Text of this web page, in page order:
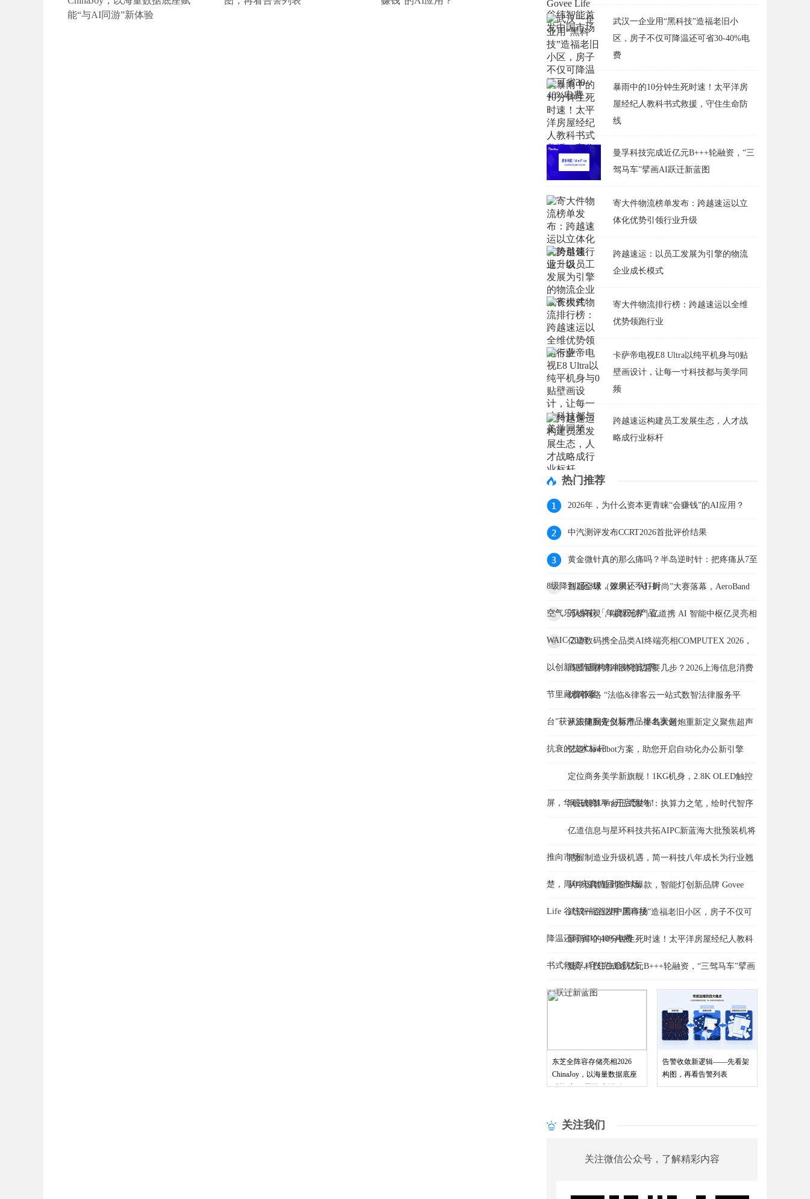
能“与AI同游”新体验
武汉一企业用“黑科技”造福老旧小
区，房子不仅可降温还可省30-40%电
费
​暴雨中的10分钟生死时速！太平洋房
屋经纪人教科书式救援，守住生命防
线
曼孚科技完成近亿元B+++轮融资，“三
驾马车”擘画AI跃迁新蓝图
寄大件物流榜单发布：跨越速运以立
体化优势引领行业升级
跨越速运：以员工发展为引擎的物流
企业成长模式
寄大件物流排行榜：跨越速运以全维
优势领跑行业
卡萨帝电视E8 Ultra以纯平机身与0贴
壁画设计，让每一寸科技都与美学同
频
跨越速运构建员工发展生态，人才战
略成行业标杆
热门推荐
2026年，为什么资本更青睐“会赚钱”的AI应用？
中汽测评发布CCRT2026首批评价结果
黄金微针真的那么痛吗？半岛逆时针：把疼痛从7至
8级降到2至3级，效果还不打折
首届全球（深圳）“AI+时尚”大赛落幕，AeroBand
空气乐队荣获「年度双创产品」
万物有灵，端智无界 | 亿道携 AI 智能中枢亿灵亮相
WAIC 2026亿道数码携全品类AI终端亮相COMPUTEX 2026，
以创新矩阵重构智能体验边界
高质量赛博冲浪究竟需要几步？2026上海信息消费
节里藏着答案
优啊网络 “法临&律客云一站式数智法律服务平
台”获评法律服务创新产品提名案例
从跟随到定义标准：半岛大超炮重新定义聚焦超声
抗衰的技术标杆
亿道Clawdbot方案，助您开启自动化办公新引擎
定位商务美学新旗舰！1KG机身，2.8K OLED触控
屏，华硕破晓Ultra开启预约！
润云智算平台正式发布：执算力之笔，绘时代智序
亿道信息与星环科技共拓AIPC新蓝海大批预装机将
推向市场把握制造业升级机遇，简一科技八年成长为行业翘
楚，周年庆真情回馈市场
从中国智造到全球爆款，智能灯创新品牌 Govee
Life 谷纬智能首发中国市场
武汉一企业用“黑科技”造福老旧小区，房子不仅可
降温还可省30-40%电费
​暴雨中的10分钟生死时速！太平洋房屋经纪人教科
书式救援，守住生命防线
曼孚科技完成近亿元B+++轮融资，“三驾马车”擘画
AI跃迁新蓝图
东芝全阵容存储亮相2026
ChinaJoy，以海量数据底座
赋能“与AI同游”新体验
告警收敛新逻辑——先看架
构图，再看告警列表
关注我们
关注微信公众号，了解精彩内容